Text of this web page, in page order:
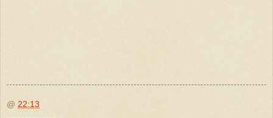
@ 22:13